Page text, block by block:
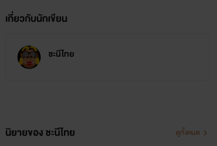
เกี่ยวกับนักเขียน
ชะนีไทย
นิยายของ ชะนีไทย ดูทั้งหมด